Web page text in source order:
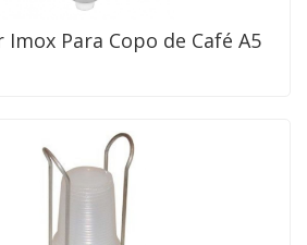
Imox Para Copo de Café A5